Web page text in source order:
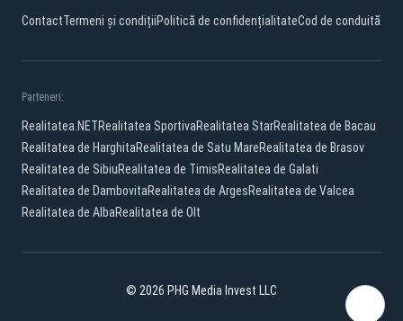
ContactTermeni și condițiiPolitică de confidențialitateCod de conduită
Parteneri:
Realitatea.NETRealitatea SportivaRealitatea StarRealitatea de Bacau
Realitatea de HarghitaRealitatea de Satu MareRealitatea de Brasov
Realitatea de SibiuRealitatea de TimisRealitatea de Galati
Realitatea de DambovitaRealitatea de ArgesRealitatea de Valcea
Realitatea de AlbaRealitatea de Olt
© 2026 PHG Media Invest LLC